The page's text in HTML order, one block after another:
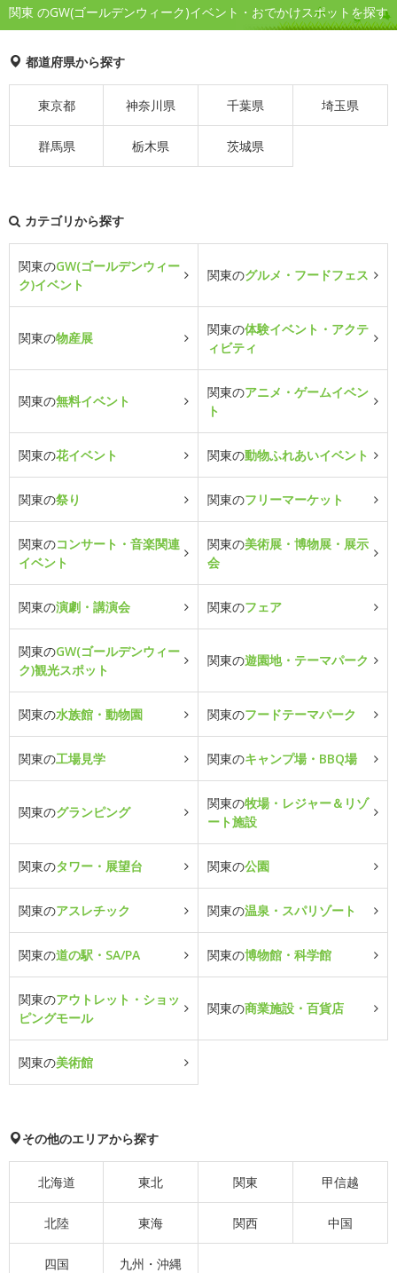
関東 のGW(ゴールデンウィーク)イベント・おでかけスポットを探す
都道府県から探す
東京都 神奈川県 千葉県 埼玉県
群馬県 栃木県 茨城県
カテゴリから探す
関東のGW(ゴールデンウィー
ク)イベント
関東のグルメ・フードフェス
関東の物産展
関東の体験イベント・アクテ
ィビティ
関東の無料イベント
関東のアニメ・ゲームイベン
ト
関東の花イベント 関東の動物ふれあいイベント
関東の祭り 関東のフリーマーケット
関東のコンサート・音楽関連
イベント
関東の美術展・博物展・展示
会
関東の演劇・講演会 関東のフェア
関東のGW(ゴールデンウィー
ク)観光スポット
関東の遊園地・テーマパーク
関東の水族館・動物園 関東のフードテーマパーク
関東の工場見学 関東のキャンプ場・BBQ場
関東のグランピング
関東の牧場・レジャー＆リゾ
ート施設
関東のタワー・展望台 関東の公園
関東のアスレチック 関東の温泉・スパリゾート
関東の道の駅・SA/PA 関東の博物館・科学館
関東のアウトレット・ショッ
ピングモール
関東の商業施設・百貨店
関東の美術館
その他のエリアから探す
北海道 東北 関東 甲信越
北陸 東海 関西 中国
四国 九州・沖縄